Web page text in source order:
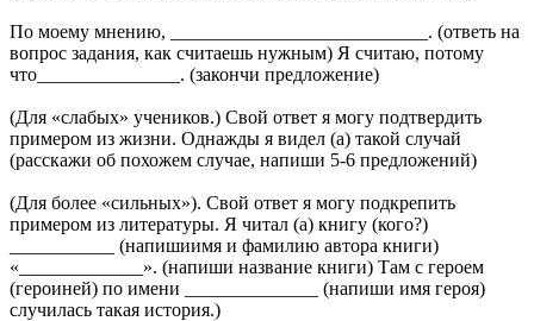
По моему мнению, ___________________________. (ответь на
вопрос задания, как считаешь нужным) Я считаю, потому
что_______________. (закончи предложение)
(Для «слабых» учеников.) Свой ответ я могу подтвердить
примером из жизни. Однажды я видел (а) такой случай
(расскажи об похожем случае, напиши 5-6 предложений)
(Для более «сильных»). Свой ответ я могу подкрепить
примером из литературы. Я читал (а) книгу (кого?)
___________ (напишиимя и фамилию автора книги)
«_____________». (напиши название книги) Там с героем
(героиней) по имени ______________ (напиши имя героя)
случилась такая история.)